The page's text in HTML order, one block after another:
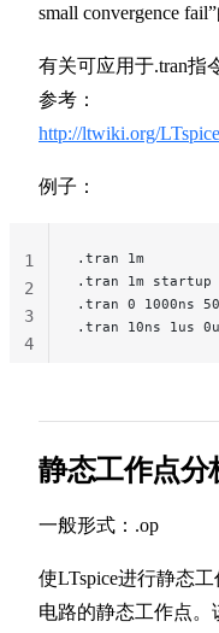
small convergence
有关可应用于.tran指
参考：
http://ltwiki.org/
例子：
.tran 1m
.tran 1m startup
.tran 0 1000ns
.tran 10ns 1us
1
2
3
4
静态工作点分
一般形式：.op
使LTspice进行静态
电路的静态工作点